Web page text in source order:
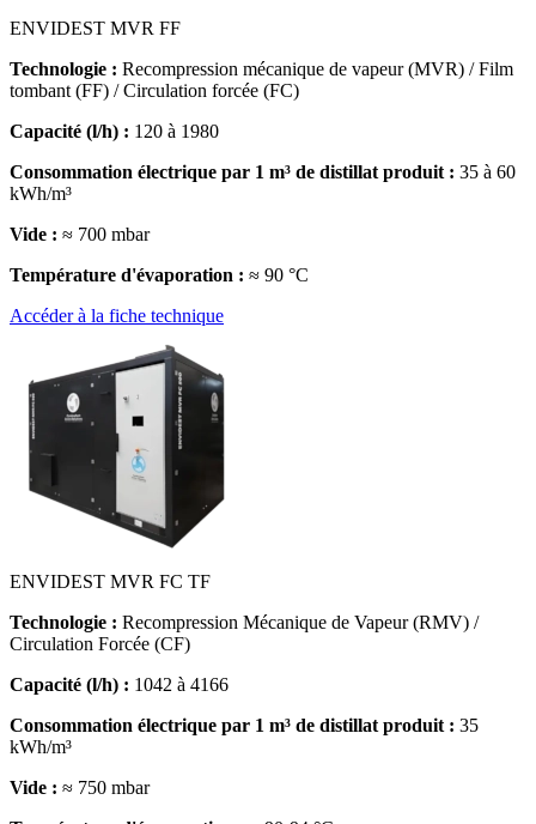
ENVIDEST MVR FF
Technologie : Recompression mécanique de vapeur (MVR) / Film
tombant (FF) / Circulation forcée (FC)
Capacité (l/h) : 120 à 1980
Consommation électrique par 1 m³ de distillat produit : 35 à 60
kWh/m³
Vide : ≈ 700 mbar
Température d'évaporation : ≈ 90 °C
Accéder à la fiche technique
ENVIDEST MVR FC TF
Technologie : Recompression Mécanique de Vapeur (RMV) /
Circulation Forcée (CF)
Capacité (l/h) : 1042 à 4166
Consommation électrique par 1 m³ de distillat produit : 35
kWh/m³
Vide : ≈ 750 mbar